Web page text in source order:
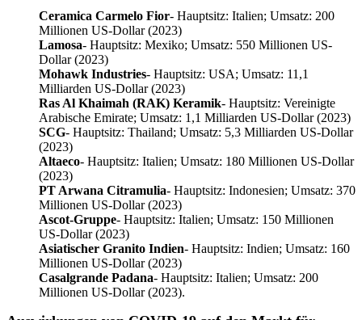
Ceramica Carmelo Fior- Hauptsitz: Italien; Umsatz: 200
Millionen US-Dollar (2023)
Lamosa- Hauptsitz: Mexiko; Umsatz: 550 Millionen US-
Dollar (2023)
Mohawk Industries- Hauptsitz: USA; Umsatz: 11,1
Milliarden US-Dollar (2023)
Ras Al Khaimah (RAK) Keramik- Hauptsitz: Vereinigte
Arabische Emirate; Umsatz: 1,1 Milliarden US-Dollar (2023)
SCG- Hauptsitz: Thailand; Umsatz: 5,3 Milliarden US-Dollar
(2023)
Altaeco- Hauptsitz: Italien; Umsatz: 180 Millionen US-Dollar
(2023)
PT Arwana Citramulia- Hauptsitz: Indonesien; Umsatz: 370
Millionen US-Dollar (2023)
Ascot-Gruppe- Hauptsitz: Italien; Umsatz: 150 Millionen
US-Dollar (2023)
Asiatischer Granito Indien- Hauptsitz: Indien; Umsatz: 160
Millionen US-Dollar (2023)
Casalgrande Padana- Hauptsitz: Italien; Umsatz: 200
Millionen US-Dollar (2023).